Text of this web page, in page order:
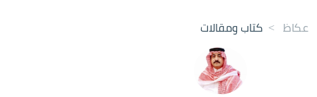
عكاظ > كتاب ومقالات